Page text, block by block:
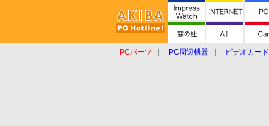
PCパーツ PC周辺機器 ビデオカード